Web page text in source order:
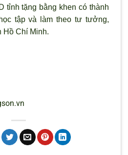
tỉnh tặng bằng khen có thành
tập và làm theo tư tưởng,
Hồ Chí Minh.